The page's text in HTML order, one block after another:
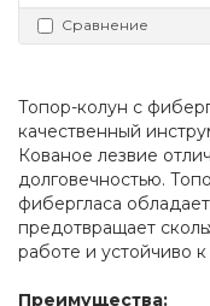
Сравнение
Топор-колун с
качественный
Кованое лезвие
долговечностью.
фибергласа
предотвращает
работе и устойчиво
Преимущества: